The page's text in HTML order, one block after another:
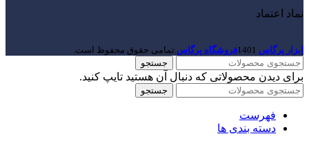
نماد اعتماد
ابزار پرگاس 1401فروشگاه پرگاس .تمامی حقوق محفوظ است.
جستجو
برای دیدن محصولاتی که دنبال آن هستید تایپ کنید.
جستجو
فهرست
دسته بندی ها